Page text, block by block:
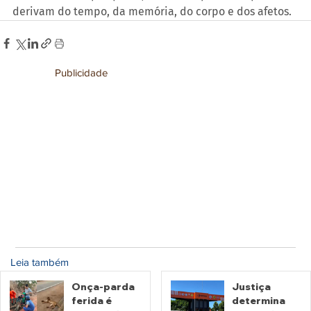
derivam do tempo, da memória, do corpo e dos afetos.
Publicidade
Leia também
Onça-parda
ferida é
Justiça
determina